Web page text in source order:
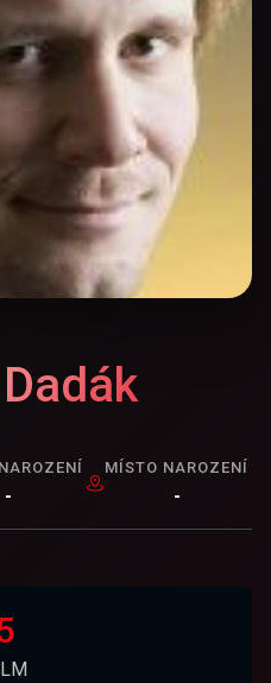
-
MÍSTO NAROZENÍ
-